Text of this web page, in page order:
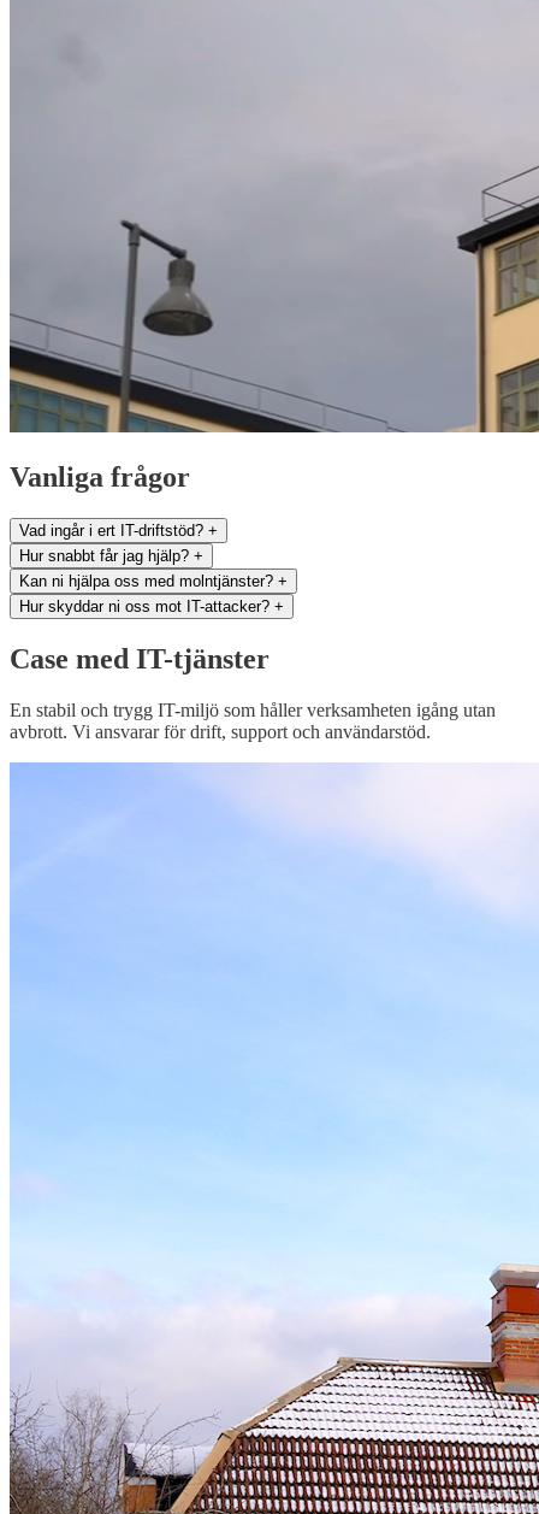
Vanliga frågor
Vad ingår i ert IT-driftstöd? +
Hur snabbt får jag hjälp? +
Kan ni hjälpa oss med molntjänster? +
Hur skyddar ni oss mot IT-attacker? +
Case med IT-tjänster
En stabil och trygg IT-miljö som håller verksamheten igång utan
avbrott. Vi ansvarar för drift, support och användarstöd.